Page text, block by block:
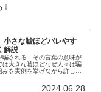
↓
小さな嘘ほどバレやす
解説
騙される…その言葉の意味が
大きな嘘ほどなぜ人々は騙
を実例を挙げながら詳しく
2024.06.28